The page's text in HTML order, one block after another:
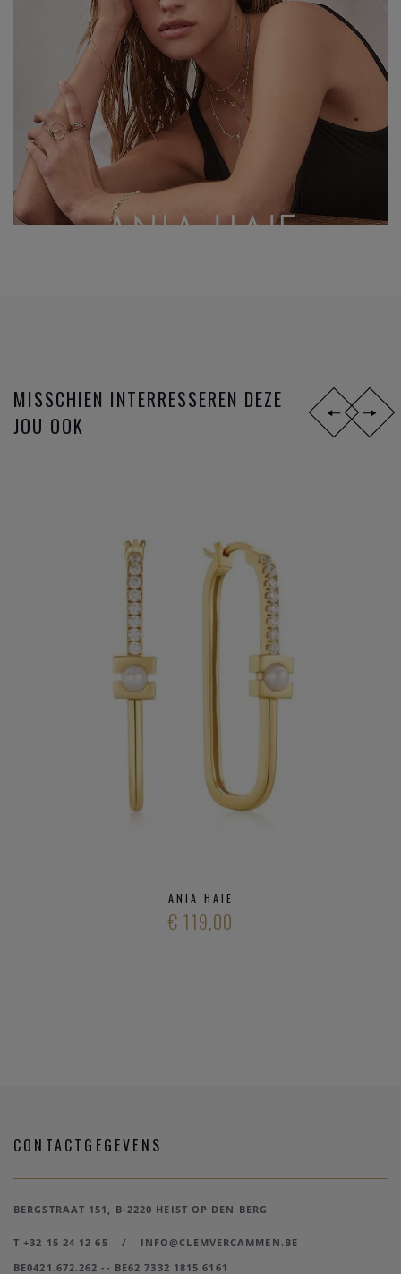
MISSCHIEN INTERRESSEREN DEZE
JOU OOK
ANIA HAIE
€ 119,00
CONTACTGEGEVENS
BERGSTRAAT 151, B-2220 HEIST OP DEN BERG
T +32 15 24 12 65 /
INFO@CLEMVERCAMMEN.BE
BE0421.672.262 -- BE62 7332 1815 6161